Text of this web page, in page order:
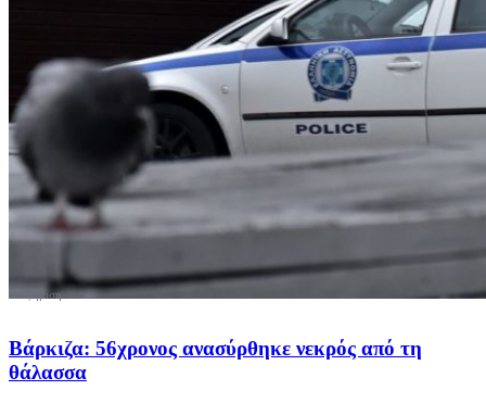
Βάρκιζα: 56χρονος ανασύρθηκε νεκρός από τη
θάλασσα